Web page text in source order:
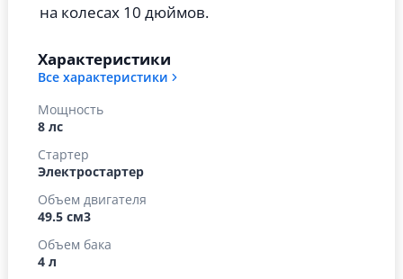
на колесах 10 дюймов.
Характеристики
Все характеристики
Мощность
8 лс
Стартер
Электростартер
Объем двигателя
49.5 см3
Объем бака
4 л